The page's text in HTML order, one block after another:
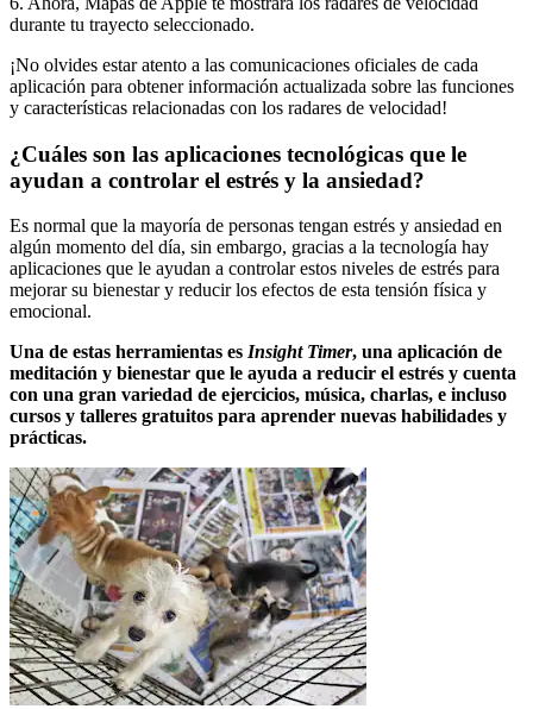
durante tu trayecto seleccionado.
¡No olvides estar atento a las comunicaciones oficiales de cada
aplicación para obtener información actualizada sobre las funciones
y características relacionadas con los radares de velocidad!
¿Cuáles son las aplicaciones tecnológicas que le
ayudan a controlar el estrés y la ansiedad?
Es normal que la mayoría de personas tengan estrés y ansiedad en
algún momento del día, sin embargo, gracias a la tecnología hay
aplicaciones que le ayudan a controlar estos niveles de estrés para
mejorar su bienestar y reducir los efectos de esta tensión física y
emocional.
Una de estas herramientas es Insight Timer, una aplicación de
meditación y bienestar que le ayuda a reducir el estrés y cuenta
con una gran variedad de ejercicios, música, charlas, e incluso
cursos y talleres gratuitos para aprender nuevas habilidades y
prácticas.